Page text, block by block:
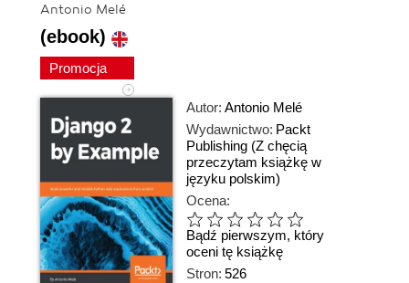
Antonio Melé
(ebook)
Promocja
Autor: Antonio Melé
Wydawnictwo: Packt
Publishing (Z chęcią
przeczytam książkę w
języku polskim)
Ocena:
Bądź pierwszym, który
oceni tę książkę
Stron: 526